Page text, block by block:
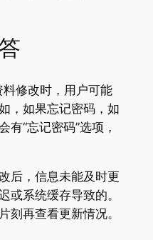
修改时，用户可能
，如果忘记密码，如
有“忘记密码”选项，
后，信息未能及时更
或系统缓存导致的。
刻再查看更新情况。